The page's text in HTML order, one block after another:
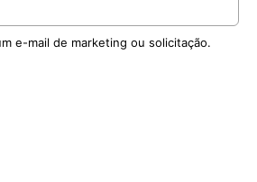
e-mail de marketing ou solicitação.